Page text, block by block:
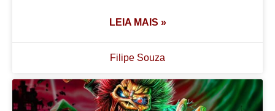
LEIA MAIS »
Filipe Souza